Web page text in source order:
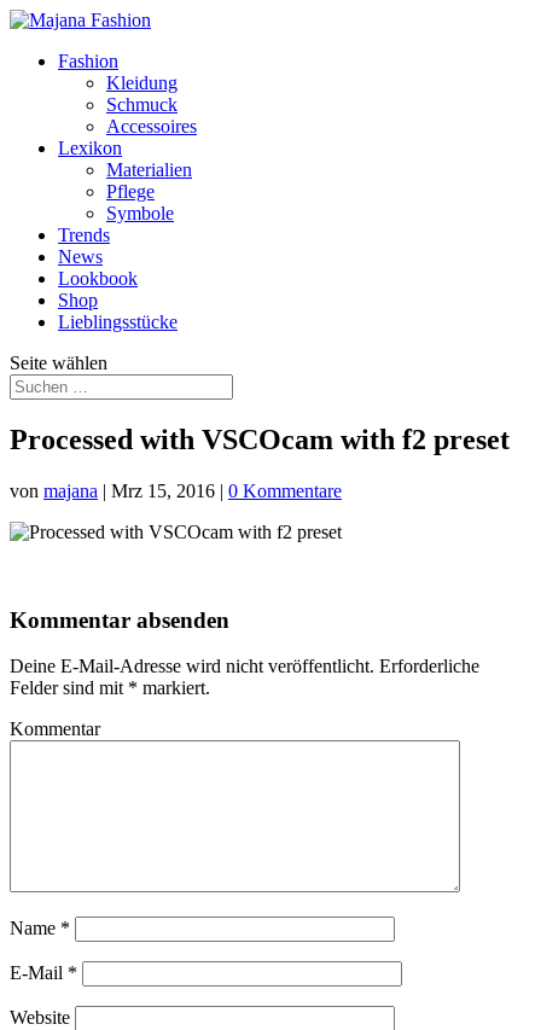
Fashion
Kleidung
Schmuck
Accessoires
Lexikon
Materialien
Pflege
Symbole
Trends
News
Lookbook
Shop
Lieblingsstücke
Seite wählen
Processed with VSCOcam with f2 preset
von majana | Mrz 15, 2016 | 0 Kommentare
Kommentar absenden
Deine E-Mail-Adresse wird nicht veröffentlicht. Erforderliche
Felder sind mit * markiert.
Kommentar
Name *
E-Mail *
Website